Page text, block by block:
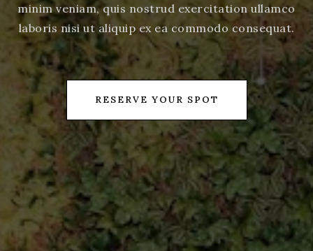
minim veniam, quis nostrud exercitation ullamco
laboris nisi ut aliquip ex ea commodo consequat.
RESERVE YOUR SPOT